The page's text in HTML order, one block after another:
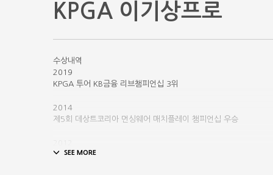
KPGA 이기상프로
수상내역
2019
KPGA 투어 KB금융 리브챔피언십 3위
2014
제5회 데상트코리아 먼싱웨어 매치플레이 챔피언십 우승
SBS투어 윈저클래식 준우승